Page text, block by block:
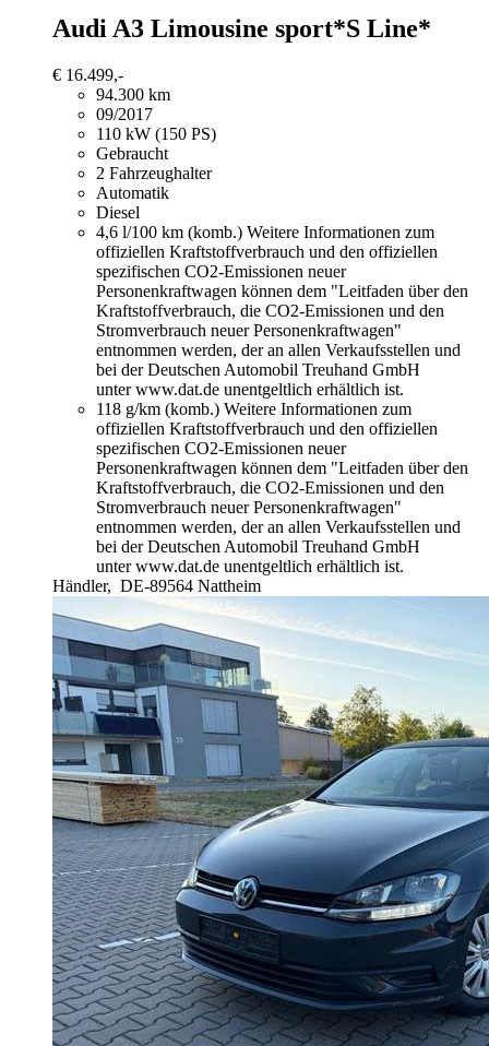
Audi A3 Limousine sport*S Line*
€ 16.499,-
94.300 km
09/2017
110 kW (150 PS)
Gebraucht
2 Fahrzeughalter
Automatik
Diesel
4,6 l/100 km (komb.) Weitere Informationen zum
offiziellen Kraftstoffverbrauch und den offiziellen
spezifischen CO2-Emissionen neuer
Personenkraftwagen können dem "Leitfaden über den
Kraftstoffverbrauch, die CO2-Emissionen und den
Stromverbrauch neuer Personenkraftwagen"
entnommen werden, der an allen Verkaufsstellen und
bei der Deutschen Automobil Treuhand GmbH
unter www.dat.de unentgeltlich erhältlich ist.
118 g/km (komb.) Weitere Informationen zum
offiziellen Kraftstoffverbrauch und den offiziellen
spezifischen CO2-Emissionen neuer
Personenkraftwagen können dem "Leitfaden über den
Kraftstoffverbrauch, die CO2-Emissionen und den
Stromverbrauch neuer Personenkraftwagen"
entnommen werden, der an allen Verkaufsstellen und
bei der Deutschen Automobil Treuhand GmbH
unter www.dat.de unentgeltlich erhältlich ist.
Händler, DE-89564 Nattheim